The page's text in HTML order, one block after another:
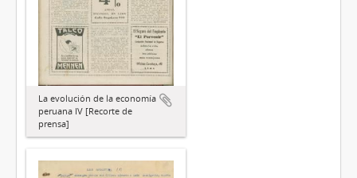
La evolución de la economía
peruana IV [Recorte de
prensa]